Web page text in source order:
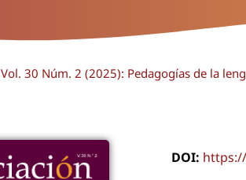
Vol. 30 Núm. 2 (2025): Pedagogías de la
DOI: